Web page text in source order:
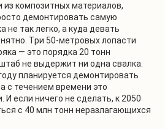
композитных материалов,
демонтировать самую
не так легко, а куда девать
Три 50-метровых лопасти
— это порядка 20 тонн
не выдержит ни одна свалка.
планируется демонтировать
с течением времени это
И если ничего не сделать, к 2050
с 40 млн тонн неразлагающихся